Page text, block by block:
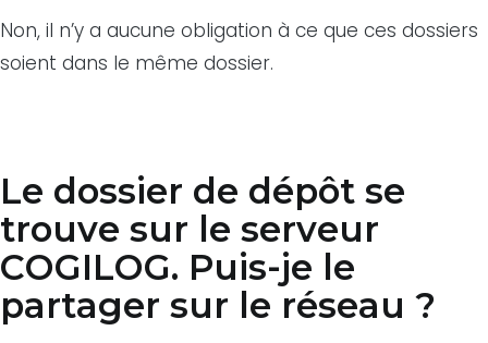
Non, il n’y a aucune obligation à ce que ces dossiers
soient dans le même dossier.
Le dossier de dépôt se
trouve sur le serveur
COGILOG. Puis-je le
partager sur le réseau ?